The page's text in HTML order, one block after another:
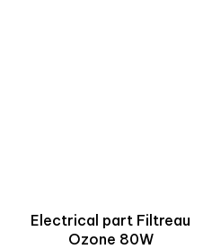
Electrical part Filtreau
Ozone 80W